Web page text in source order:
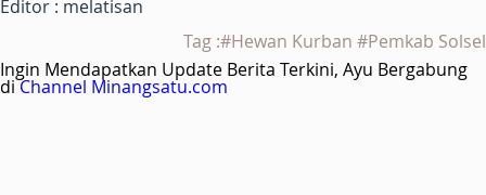
Editor : melatisan
Tag :#Hewan Kurban #Pemkab Solsel
Ingin Mendapatkan Update Berita Terkini, Ayu Bergabung
diChannel Minangsatu.com